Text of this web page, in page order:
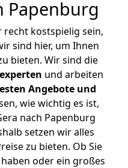
Papenburg
kostspielig sein,
sind hier, um Ihnen
bieten. Wir sind die
und arbeiten
Angebote und
wie wichtig es ist,
nach Papenburg
setzen wir alles
zu bieten. Ob Sie
oder ein großes